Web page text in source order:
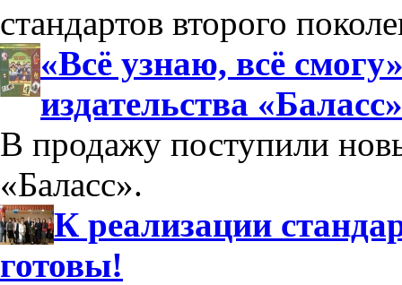
стандартов второго
«Всё узнаю, всё
издательства «Баласс»
В продажу поступили
«Баласс».
К реализации
готовы!